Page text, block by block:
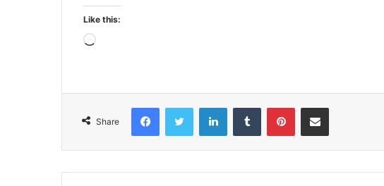
Like this:
Loading…
Share
FacebookTwitter LinkedInTumblr PinterestShare via Email